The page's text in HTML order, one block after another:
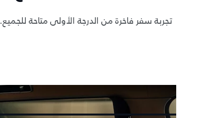
تجربة سفر فاخرة من الدرجة الأولى متاحة للجميع.